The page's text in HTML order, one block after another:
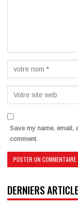
Save my name, email,
comment.
DERNIERS